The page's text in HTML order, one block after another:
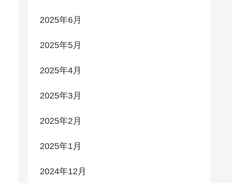
2025年6月
2025年5月
2025年4月
2025年3月
2025年2月
2025年1月
2024年12月